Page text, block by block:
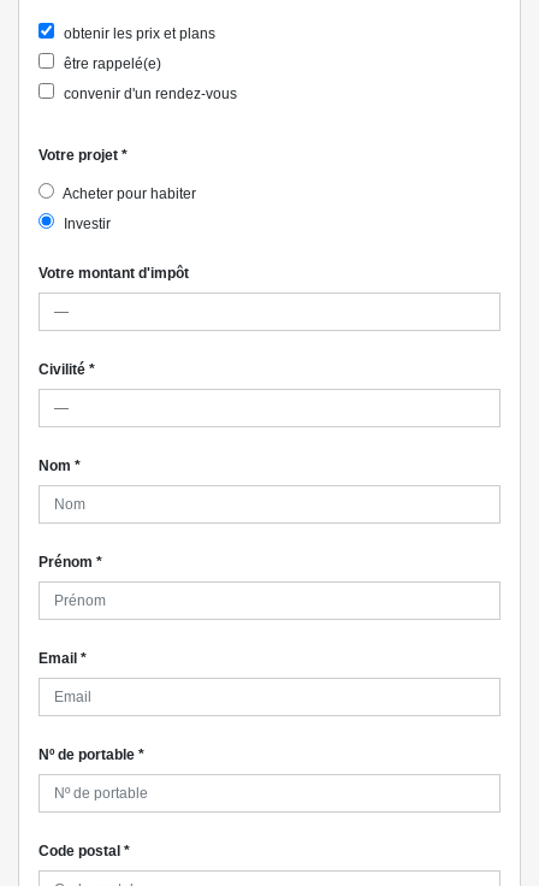
obtenir les prix et plans
être rappelé(e)
convenir d'un rendez-vous
Votre projet *
Acheter pour habiter
Investir
Votre montant d'impôt
Civilité *
Nom *
Prénom *
Email *
Nº de portable *
Code postal *